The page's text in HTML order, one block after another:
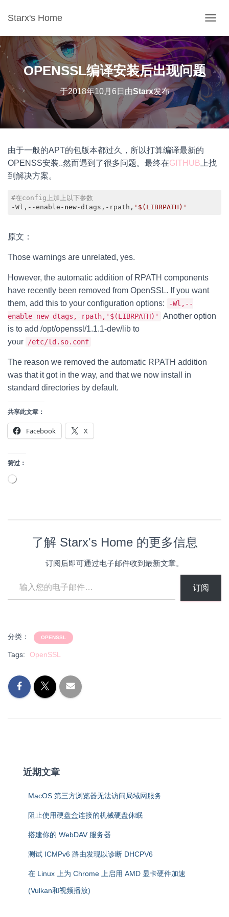
Starx's Home
OPENSSL编译安装后出现问题
于2018年10月6日 由Starx发布
由于一般的APT的包版本都过久，所以打算编译最新的
OPENSS安装..然而遇到了很多问题。最终在GITHUB 上找
到解决方案。
#在config上加上以下参数
-Wl,--enable- new-dtags,-rpath, '$(LIBRPATH)'
原文：
Those warnings are unrelated, yes.
However, the automatic addition of RPATH components
have recently been removed from OpenSSL. If you want
them, add this to your configuration options:
-Wl,--
enable-new-dtags,-rpath,'$(LIBRPATH)'
Another option
is to add /opt/openssl/1.1.1-dev/lib to
your
/etc/ld.so.conf
The reason we removed the automatic RPATH addition
was that it got in the way, and that we now install in
standard directories by default.
共享此文章：
Facebook X
赞过：
正
了解 Starx's Home 的更多信息
订阅后即可通过电子邮件收到最新文章。
订阅
分类： OPENSSL
Tags: OpenSSL
近期文章
MacOS 第三方浏览器无法访问局域网服务
阻止使用硬盘盒连接的机械硬盘休眠
搭建你的 WebDAV 服务器
测试 ICMPv6 路由发现以诊断 DHCPV6
在 Linux 上为 Chrome 上启用 AMD 显卡硬件加速
(Vulkan和视频播放)